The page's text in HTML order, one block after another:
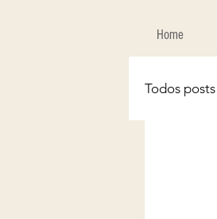
Home
Todos posts